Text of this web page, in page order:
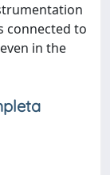
connected to
in the